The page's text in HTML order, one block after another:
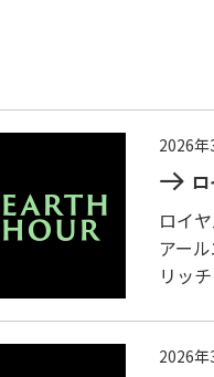
2026年
ロイ
アー
リッ
2026年